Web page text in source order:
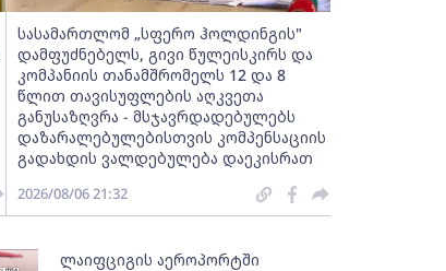
სასამართლომ „სფერო ჰოლდინგის"
დამფუძნებელს, გივი წულეისკირს და
კომპანიის თანამშრომელს 12 და 8
წლით თავისუფლების აღკვეთა
განუსაზღვრა - მსჯავრდადებულებს
დაზარალებულებისთვის კომპენსაციის
გადახდის ვალდებულება დაეკისრათ
2026/08/06 21:32
ლაიფციგის აეროპორტში